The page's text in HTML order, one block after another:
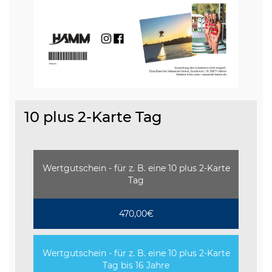
10 plus 2-Karte Tag
Wertgutschein - für z. B. eine 10 plus 2-Karte
Tag
470,00€
Wertgutschein - für z. B. eine 10 plus 2-Karte
Tag bis 16 Jahre